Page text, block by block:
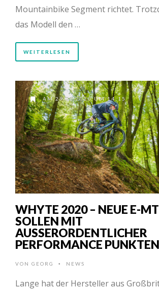
Mountainbike Segment richtet.
das Modell den …
WEITERLESEN
AM 29.03.2020 UM 14:15
WHYTE 2020 – NEUE E-
SOLLEN MIT
AUSSERORDENTLICHER P
ERFORMANCE PUNKTEN
VON GEORG • NEWS
Lange hat der Hersteller aus